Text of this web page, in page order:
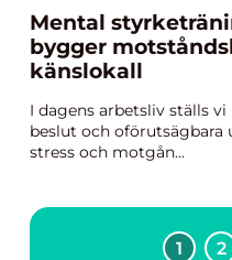
Mental
bygger
känslokall
I dagens arbetsliv ställs
beslut och
stress och motgån...
1 2